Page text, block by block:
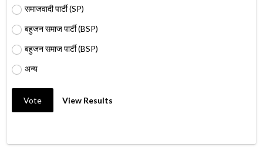
समाजवादी पार्टी (SP)
बहुजन समाज पार्टी (BSP)
बहुजन समाज पार्टी (BSP)
अन्य
Vote View Results